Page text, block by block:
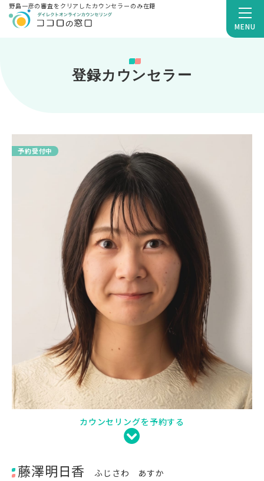
MENU
野島一彦の審査をクリアしたカウンセラーのみ在籍
登録カウンセラー
予約受付中
カウンセリングを予約する
藤澤明日香
ふじさわ あすか